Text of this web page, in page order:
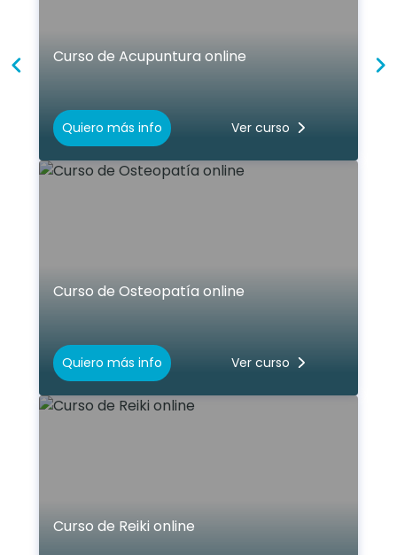
Curso de Acupuntura online
Quiero más info Ver curso
Curso de Osteopatía online
Quiero más info Ver curso
Curso de Reiki online